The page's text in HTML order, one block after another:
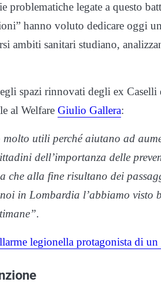
problematiche legate a questo
hanno voluto dedicare oggi
ambiti sanitari studiano,
spazi rinnovati degli ex
al Welfare Giulio Gallera:
molto utili perché aiutano ad
dell’importanza delle
che alla fine risultano dei
in Lombardia l’abbiamo visto